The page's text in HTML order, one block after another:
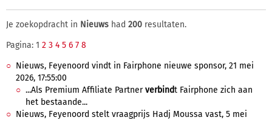
Je zoekopdracht in Nieuws had 200 resultaten.
Pagina: 1 2 3 4 5 6 7 8
Nieuws, Feyenoord vindt in Fairphone nieuwe sponsor, 21 mei
2026, 17:55:00
...Als Premium Affiliate Partnerverbindt Fairphone zich aan
het bestaande...
Nieuws, Feyenoord stelt vraagprijs Hadj Moussa vast, 5 mei